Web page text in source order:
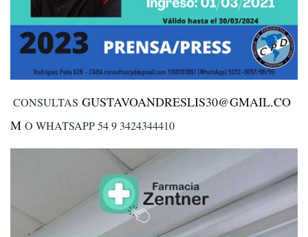
CONSULTAS GUSTAVOANDRESLIS30@GMAIL.CO
M O WHATSAPP 54 9 3424344410